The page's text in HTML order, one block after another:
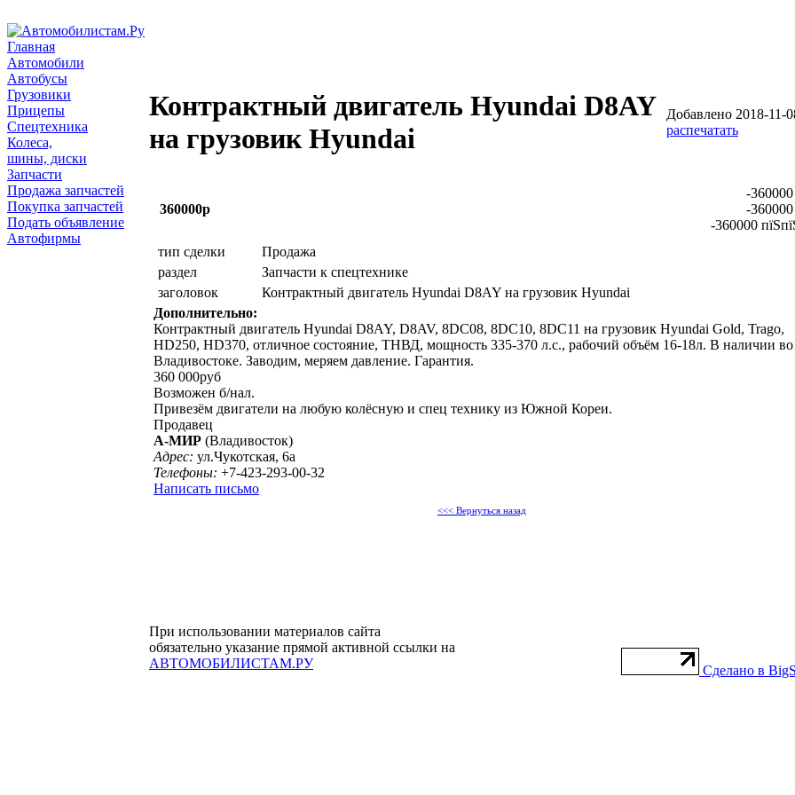
Главная
Автомобили
Автобусы
Грузовики
Прицепы
Спецтехника
Колеса,
шины, диски
Запчасти
Продажа запчастей
Покупка запчастей
Подать объявление
Автофирмы
Контрактный двигатель Hyundai D8AY
на грузовик Hyundai
Добавлено 2018-11-
распечатать
360000р
-
-
-360000
тип сделки
Продажа
раздел
Запчасти к спецтехнике
заголовок
Контрактный двигатель Hyundai D8AY на грузовик Hyundai
Дополнительно:
Контрактный двигатель Hyundai D8AY, D8AV, 8DC08, 8DC10, 8DC11 на грузовик Hyundai Gold, Trago,
HD250, HD370, отличное состояние, ТНВД, мощность 335-370 л.с., рабочий объём 16-18л. В наличии во
Владивостоке. Заводим, меряем давление. Гарантия.
360 000руб
Возможен б/нал.
Привезём двигатели на любую колёсную и спец технику из Южной Кореи.
Продавец
А-МИР (Владивосток)
Адрес: ул.Чукотская, 6а
Телефоны: +7-423-293-00-32
Написать письмо
<<< Вернуться назад
При использовании материалов сайта
обязательно указание прямой активной ссылки на
АВТОМОБИЛИСТАМ.РУ
Сделано в